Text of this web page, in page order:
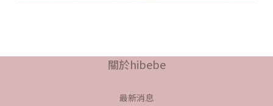
關於hibebe
最新消息